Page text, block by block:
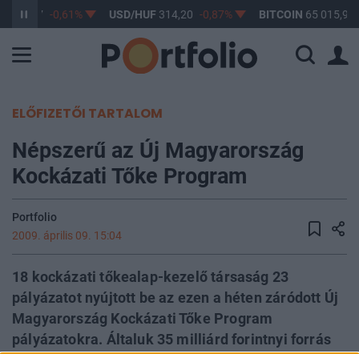
363,17 -0,61% USD/HUF 314,20 -0,87% BITCOIN 65 015,91
ELŐFIZETŐI TARTALOM
Népszerű az Új Magyarország
Kockázati Tőke Program
Portfolio
2009. április 09. 15:04
18 kockázati tőkealap-kezelő társaság 23
pályázatot nyújtott be az ezen a héten záródott Új
Magyarország Kockázati Tőke Program
pályázatokra. Általuk 35 milliárd forintnyi forrás